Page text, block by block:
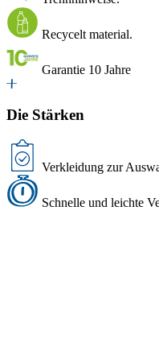
Recycelt material.
Garantie 10 Jahre
Die Stärken
Verkleidung zur
Schnelle und leichte